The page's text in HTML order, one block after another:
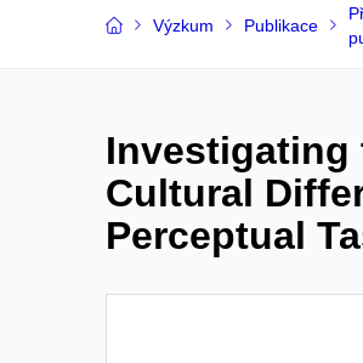
Výzkum Publikace
Investigating
Cultural
Perceptual